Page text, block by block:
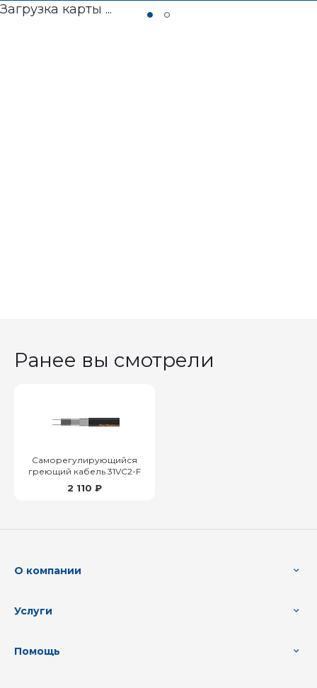
Загрузка карты ...
Ранее вы смотрели
Саморегулирующийся
греющий кабель 31VC2-F
2 110 ₽
О компании
Услуги
Помощь